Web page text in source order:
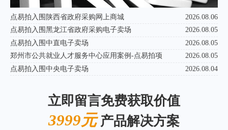
点易拍入围陕西省政府采购网上商城
2026.08.06
点易拍入围黑龙江省政府采购电子卖场
2026.08.05
点易拍入围中直电子卖场
2026.08.05
郑州市公共就业人才服务中心应用案例-点易拍项
2026.08.05
点易拍入围中央电子卖场
2026.08.04
立即留言免费获取价值
3999元产品解决方案